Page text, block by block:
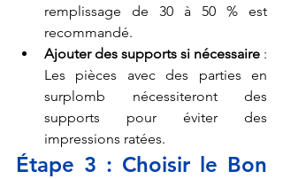
remplissage de 30 à 50 % est
recommandé.
Ajouter des supports si nécessaire :
Les pièces avec des parties en
surplomb nécessiteront des
supports pour éviter des
impressions ratées.
Étape 3 : Choisir le Bon